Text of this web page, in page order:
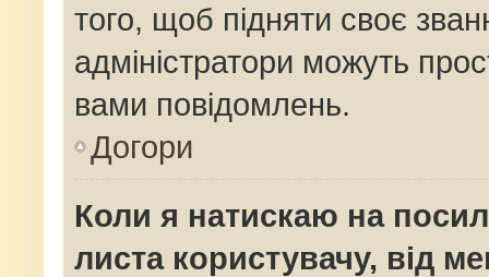
того, щоб підняти своє
адміністратори можуть
вами повідомлень.
Догори
Коли я натискаю на
листа користувачу, від